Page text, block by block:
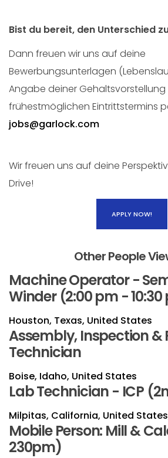
Bist du bereit, den Unterschied
Dann freuen wir uns auf deine
Bewerbungsunterlagen
Angabe deiner
frühestmöglichen Eintrittstermins
jobs@garlock.com
Wir freuen uns auf deine
Drive!
APPLY NOW!
Other People
Machine Operator -
Winder (2:00 pm -
Houston, Texas, United States
Assembly, Inspection
Technician
Boise, Idaho, United States
Lab Technician - ICP
Milpitas, California, United
Mobile Person: Mill &
230pm)